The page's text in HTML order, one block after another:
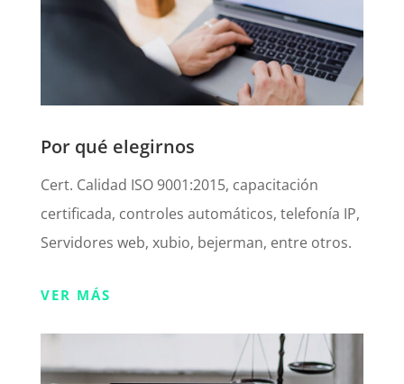
Por qué elegirnos
Cert. Calidad ISO 9001:2015, capacitación
certificada, controles automáticos, telefonía IP,
Servidores web, xubio, bejerman, entre otros.
VER MÁS